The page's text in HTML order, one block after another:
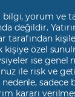
bilgi, yorum ve
değildir.
tarafından
kişiye özel
ise genel
ile risk ve
sadece
kararı